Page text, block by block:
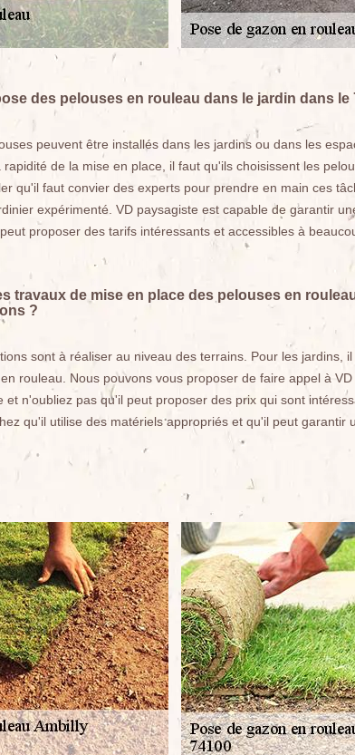
des pelouses en rouleau dans le jardin dans le
peuvent être installés dans les jardins ou dans les
de la mise en place, il faut qu'ils choisissent les
qu'il faut convier des experts pour prendre en main ces
expérimenté. VD paysagiste est capable de garantir
proposer des tarifs intéressants et accessibles à
travaux de mise en place des pelouses en
?
sont à réaliser au niveau des terrains. Pour les jardins,
rouleau. Nous pouvons vous proposer de faire appel à
et n'oubliez pas qu'il peut proposer des prix qui sont
qu'il utilise des matériels appropriés et qu'il peut garantir